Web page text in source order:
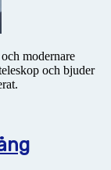
modernare
och bjuder